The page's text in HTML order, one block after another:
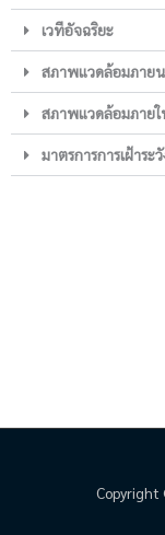
เวทีอัจฉริยะ
สภาพแวดล้อมภาย
สภาพแวดล้อมภายใ
มาตรการการเฝ้าระ
Copyright